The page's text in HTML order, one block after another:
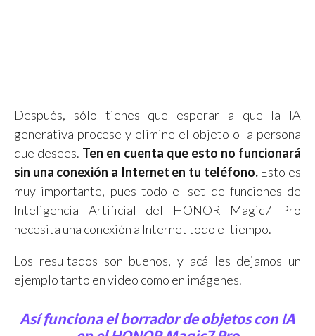
Después, sólo tienes que esperar a que la IA
generativa procese y elimine el objeto o la persona
que desees. Ten en cuenta que esto no funcionará
sin una conexión a Internet en tu teléfono.Esto es
muy importante, pues todo el set de funciones de
Inteligencia Artificial del HONOR Magic7 Pro
necesita una conexión a Internet todo el tiempo.
Los resultados son buenos, y acá les dejamos un
ejemplo tanto en video como en imágenes.
Así funciona el borrador de objetos con IA